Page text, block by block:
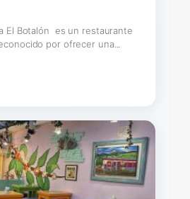
El Botalón ️ es un restaurante
por ofrecer una...